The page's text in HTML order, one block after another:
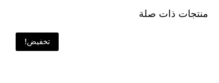
منتجات ذات صلة
تخفيض!